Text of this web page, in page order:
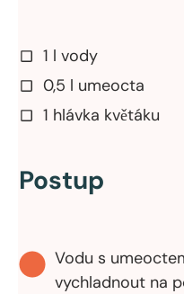
1 l vody
0,5 l umeocta
1 hlávka květáku
Postup
Vodu s
vychladnout na